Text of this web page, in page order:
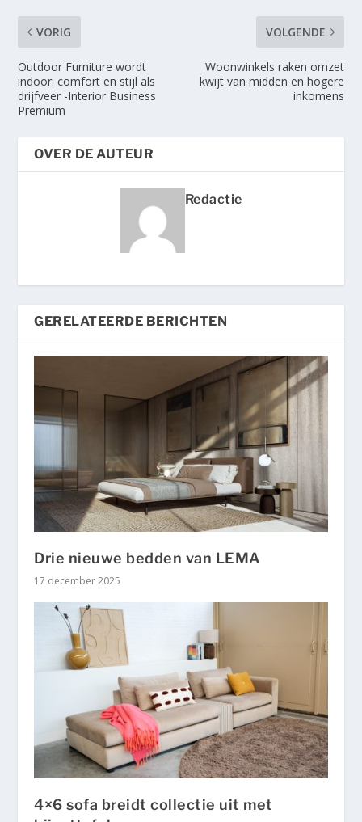
VORIG
Outdoor Furniture wordt
indoor: comfort en stijl als
drijfveer -Interior Business
Premium
VOLGENDE
Woonwinkels raken omzet
kwijt van midden en hogere
inkomens
OVER DE AUTEUR
Redactie
GERELATEERDE BERICHTEN
Drie nieuwe bedden van LEMA
17 december 2025
4×6 sofa breidt collectie uit met